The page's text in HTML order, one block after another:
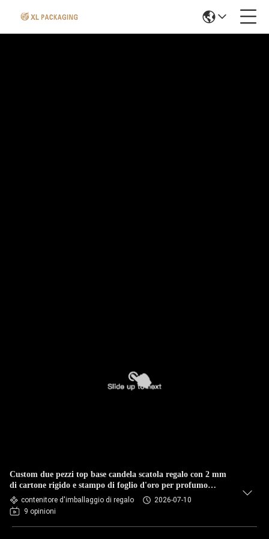
Custom due pezzi top base candela scatola regalo con 2 mm
di cartone rigido e stampo di foglio d'oro per profumo
candela vaso
contenitore d'imballaggio di regalo
2026-07-10
9 opinioni